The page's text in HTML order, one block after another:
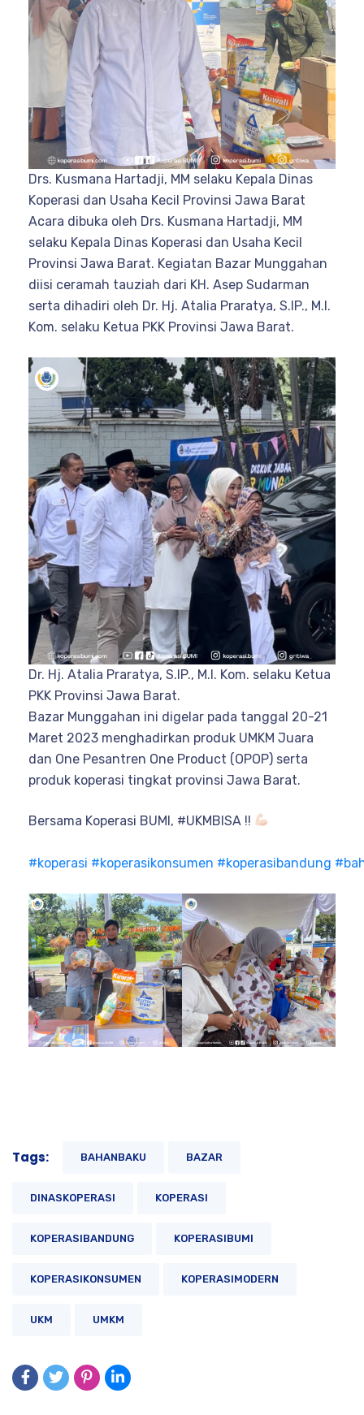
Drs. Kusmana Hartadji, MM selaku Kepala Dinas
Koperasi dan Usaha Kecil Provinsi Jawa Barat
Acara dibuka oleh Drs. Kusmana Hartadji, MM
selaku Kepala Dinas Koperasi dan Usaha Kecil
Provinsi Jawa Barat. Kegiatan Bazar Munggahan
diisi ceramah tauziah dari KH. Asep Sudarman
serta dihadiri oleh Dr. Hj. Atalia Praratya, S.IP., M.I.
Kom. selaku Ketua PKK Provinsi Jawa Barat.
Dr. Hj. Atalia Praratya, S.IP., M.I. Kom. selaku Ketua
PKK Provinsi Jawa Barat.
Bazar Munggahan ini digelar pada tanggal 20-21
Maret 2023 menghadirkan produk UMKM Juara
dan One Pesantren One Product (OPOP) serta
produk koperasi tingkat provinsi Jawa Barat.
Bersama Koperasi BUMI, #UKMBISA !!
#koperasi #koperasikonsumen #koperasibandung
Tags: BAHANBAKU BAZAR
DINASKOPERASI KOPERASI
KOPERASIBANDUNG KOPERASIBUMI
KOPERASIKONSUMEN KOPERASIMODERN
UKM UMKM